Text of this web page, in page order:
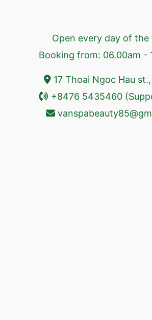
Open every day of the
Booking from: 06.00am -
17 Thoai Ngoc Hau
+8476 5435460